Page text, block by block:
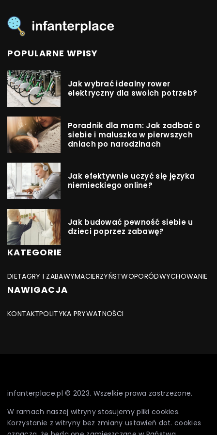
POPULARNE WPISY
Jak wybrać idealny rower
elektryczny dla swoich potrzeb?
Poradnik dla mam: Jak zadbać o
siebie i maluszka w pierwszych
dniach po narodzinach
Jak efektywnie uczyć się języka
niemieckiego online?
Jak budować pewność siebie u
dzieci poprzez zabawę?
KATEGORIE
DIETAGRY I ZABAWYMACIERZYŃSTWOPORÓDWYCHOWANIE
NAWIGACJA
KONTAKTPOLITYKA PRYWATNOŚCI
infanterplace.pl © 2023. Wszelkie prawa zastrzeżone.
W ramach naszej witryny stosujemy pliki cookies.
Korzystanie z witryny bez zmiany ustawień dot. cookies